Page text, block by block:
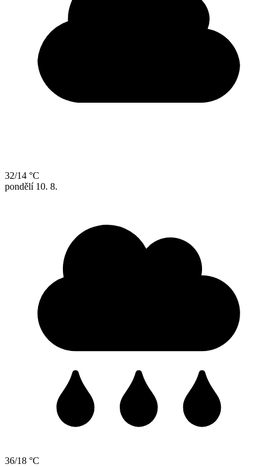
32/14 °C
pondělí 10. 8.
36/18 °C